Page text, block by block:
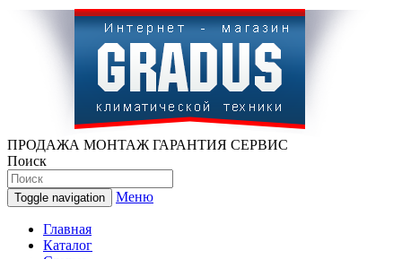
ПРОДАЖА МОНТАЖ ГАРАНТИЯ СЕРВИС
Поиск
Toggle navigation Меню
Главная
Каталог